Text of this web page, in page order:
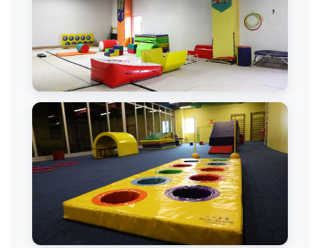
Cimnastik Dersi